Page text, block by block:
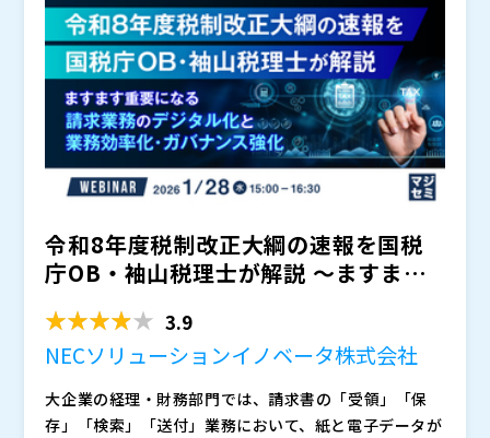
ーションを組み込むにはどうすればいいのか？」「市場
には多くの電子署名サービスプロバイダーが存在する
が、どのサービスが自社に最適なのか分からない」など
とお悩みの方は、ぜひご参加ください。
令和8年度税制改正大綱の速報を国税
庁OB・袖山税理士が解説 ～ますます
3.9
NECソリューションイノベータ株式会社
大企業の経理・財務部門では、請求書の「受領」「保
存」「検索」「送付」業務において、紙と電子データが